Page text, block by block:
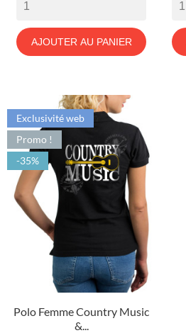
AJOUTER AU PANIER
Polo Femme Country Music
&...
Exclusivité web
Promo !
-35%